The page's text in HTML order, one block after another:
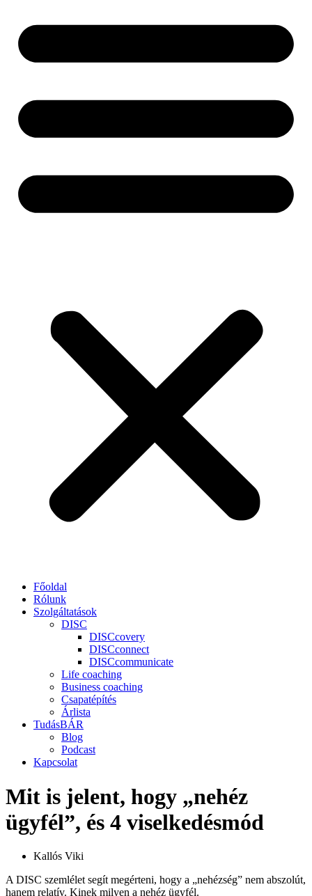
Főoldal
Rólunk
Szolgáltatások
DISC
DISCcovery
DISCconnect
DISCcommunicate
Life coaching
Business coaching
Csapatépítés
Árlista
TudásBÁR
Blog
Podcast
Kapcsolat
Mit is jelent, hogy „nehéz
ügyfél”, és 4 viselkedésmód
Kallós Viki
A DISC szemlélet segít megérteni, hogy a „nehézség” nem abszolút,
hanem relatív. Kinek milyen a nehéz ügyfél.